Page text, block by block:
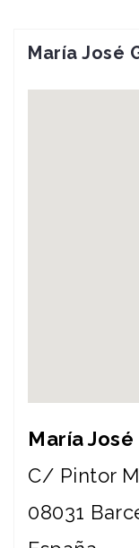
María José
María
C/ Pintor
08031